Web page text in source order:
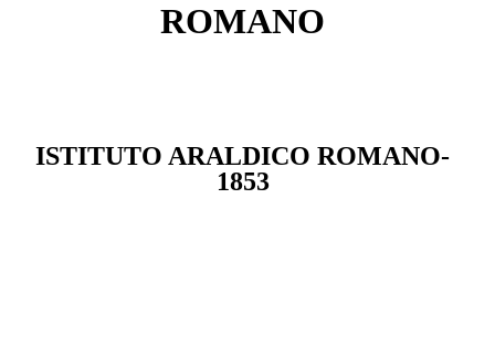
ROMANO
ISTITUTO ARALDICO ROMANO-
1853